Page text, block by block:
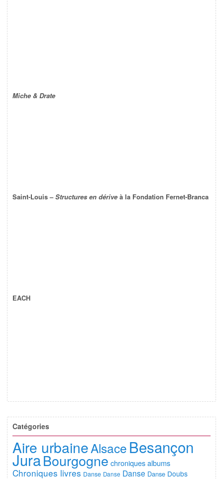
Miche & Drate
Saint-Louis –Structures en dérive à la Fondation Fernet-Branca
EACH
Catégories
Aire urbaineAlsace Besançon
JuraBourgogne chroniques albums
Chroniques livres Danse Danse Danse Danse Doubs